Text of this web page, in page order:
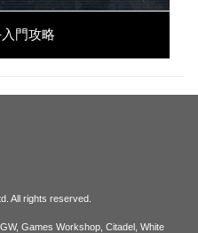
門攻略
All rights reserved.
Games Workshop, Citadel, White